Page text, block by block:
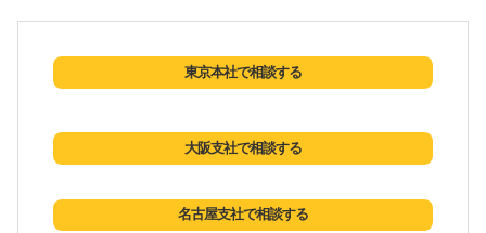
東京本社で相談する
大阪支社で相談する
名古屋支社で相談する